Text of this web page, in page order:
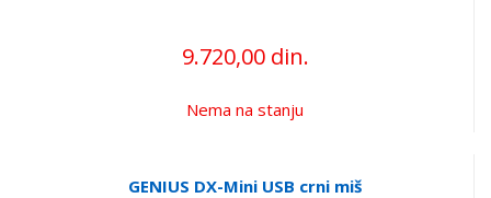
9.720,00 din.
Nema na stanju
GENIUS DX-Mini USB crni miš